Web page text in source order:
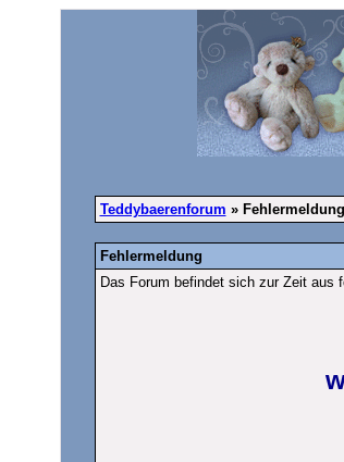
Teddybaerenforum » Fehlermeldung
Fehlermeldung
Das Forum befindet sich zur Zeit aus